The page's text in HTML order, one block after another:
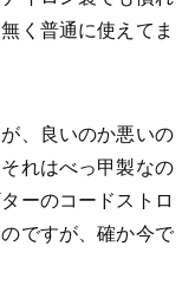
く普通に使えてま
、良いのか悪いの
れはべっ甲製なの
ーのコードストロ
ですが、確か今で